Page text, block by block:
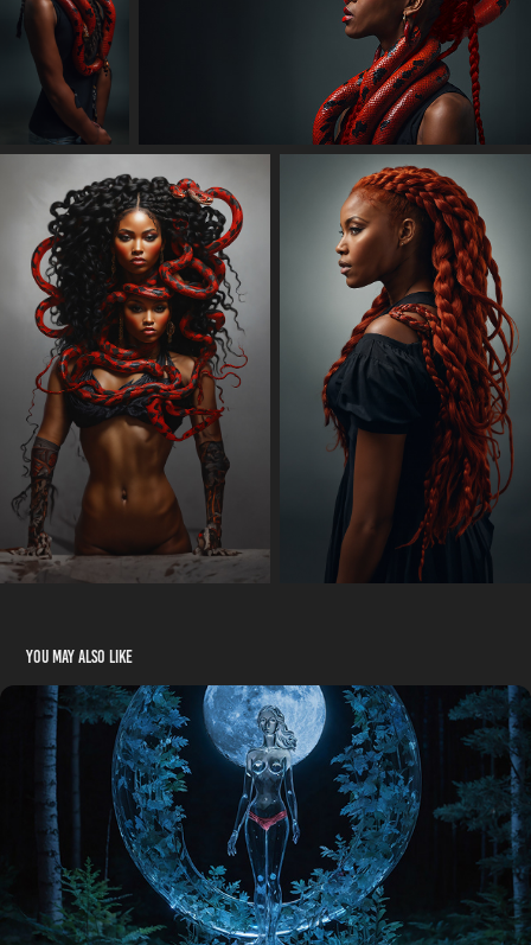
You may also like
Glasmond
02/2024